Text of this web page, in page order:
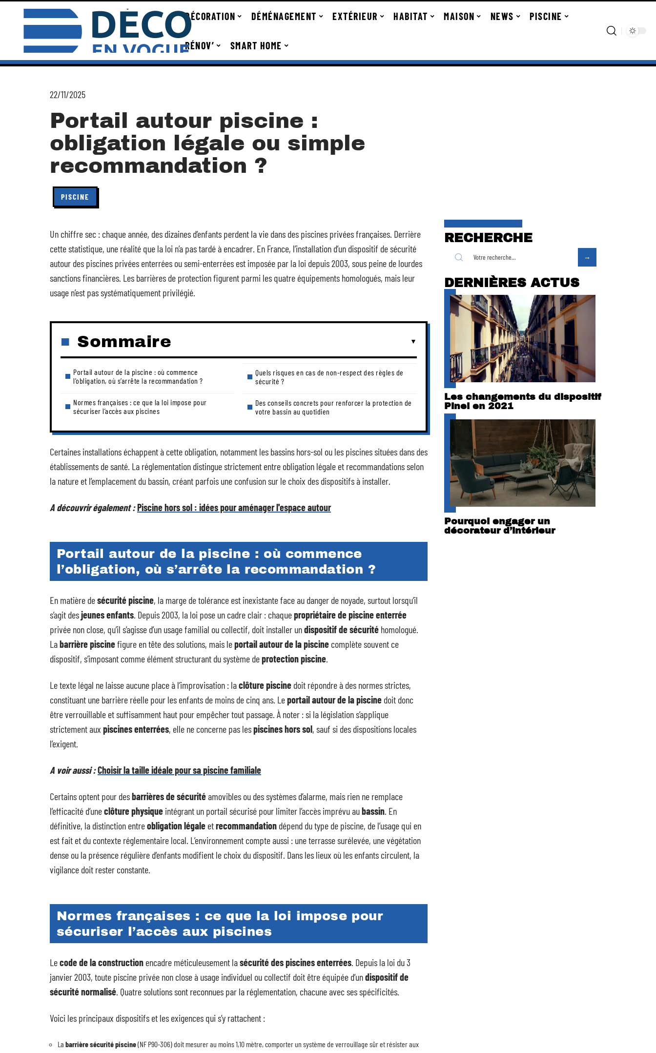
DÉCORATION DÉMÉNAGEMENT EXTÉRIEUR HABITAT MAISON NEWS PISCINE
RÉNOV’ SMART HOME
22/11/2025
Portail autour piscine :
obligation légale ou simple
recommandation ?
PISCINE
Un chiffre sec : chaque année, des dizaines d’enfants perdent la vie dans des piscines privées françaises. Derrière
cette statistique, une réalité que la loi n’a pas tardé à encadrer. En France, l’installation d’un dispositif de sécurité
autour des piscines privées enterrées ou semi-enterrées est imposée par la loi depuis 2003, sous peine de lourdes
sanctions financières. Les barrières de protection figurent parmi les quatre équipements homologués, mais leur
usage n’est pas systématiquement privilégié.
Sommaire
Portail autour de la piscine : où commence
l’obligation, où s’arrête la recommandation ?
Normes françaises : ce que la loi impose pour
sécuriser l’accès aux piscines
Quels risques en cas de non-respect des règles de
sécurité ?
Des conseils concrets pour renforcer la protection de
votre bassin au quotidien
Certaines installations échappent à cette obligation, notamment les bassins hors-sol ou les piscines situées dans des
établissements de santé. La réglementation distingue strictement entre obligation légale et recommandations selon
la nature et l’emplacement du bassin, créant parfois une confusion sur le choix des dispositifs à installer.
A découvrir également :Piscine hors sol : idées pour aménager l'espace autour
Portail autour de la piscine : où commence
l’obligation, où s’arrête la recommandation ?
En matière desécurité piscine, la marge de tolérance est inexistante face au danger de noyade, surtout lorsqu’il
s’agit desjeunes enfants. Depuis 2003, la loi pose un cadre clair : chaquepropriétaire de piscine enterrée
privée non close, qu’il s’agisse d’un usage familial ou collectif, doit installer undispositif de sécurité homologué.
Labarrière piscinefigure en tête des solutions, mais leportail autour de la piscine complète souvent ce
dispositif, s’imposant comme élément structurant du système deprotection piscine.
Le texte légal ne laisse aucune place à l’improvisation : laclôture piscine doit répondre à des normes strictes,
constituant une barrière réelle pour les enfants de moins de cinq ans. Leportail autour de la piscine doit donc
être verrouillable et suffisamment haut pour empêcher tout passage. À noter : si la législation s’applique
strictement aux piscines enterrées, elle ne concerne pas lespiscines hors sol, sauf si des dispositions locales
l’exigent.
A voir aussi :Choisir la taille idéale pour sa piscine familiale
Certains optent pour desbarrières de sécuritéamovibles ou des systèmes d’alarme, mais rien ne remplace
l’efficacité d’uneclôture physique intégrant un portail sécurisé pour limiter l’accès imprévu aubassin. En
définitive, la distinction entreobligation légale etrecommandation dépend du type de piscine, de l’usage qui en
est fait et du contexte réglementaire local. L’environnement compte aussi : une terrasse surélevée, une végétation
dense ou la présence régulière d’enfants modifient le choix du dispositif. Dans les lieux où les enfants circulent, la
vigilance doit rester constante.
Normes françaises : ce que la loi impose pour
sécuriser l’accès aux piscines
Lecode de la construction encadre méticuleusement lasécurité des piscines enterrées. Depuis la loi du 3
janvier 2003, toute piscine privée non close à usage individuel ou collectif doit être équipée d’undispositif de
sécurité normalisé. Quatre solutions sont reconnues par la réglementation, chacune avec ses spécificités.
Voici les principaux dispositifs et les exigences qui s’y rattachent :
La barrière sécurité piscine(NF P90-306) doit mesurer au moins 1,10 mètre, comporter un système de verrouillage sûr et résister aux
RECHERCHE
DERNIÈRES ACTUS
Les changements du dispositif
Pinel en 2021
Pourquoi engager un
décorateur d’intérieur